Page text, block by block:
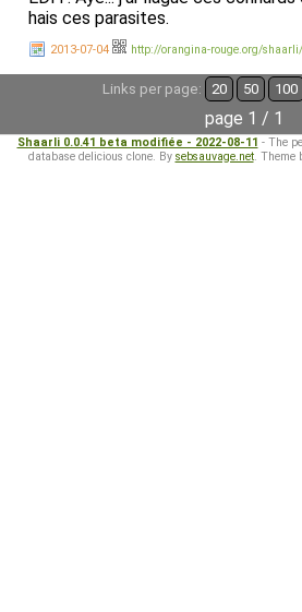
hais ces parasites.
2013-07-04 http://orangina-rouge.org/
Links per page: 20 50 100
page 1 / 1
Shaarli 0.0.41 beta modifiée - 2022-08-11 - The
database delicious clone. By sebsauvage.net. Theme